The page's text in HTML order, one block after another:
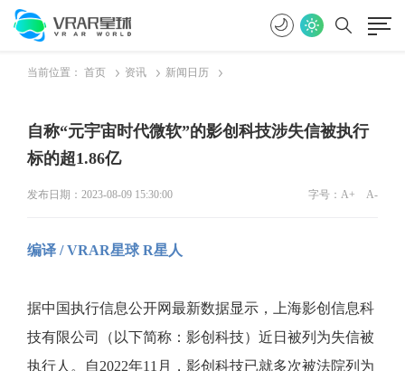
当前位置： 首页 资讯 新闻日历
自称“元宇宙时代微软”的影创科技涉失信被执行
标的超1.86亿
发布日期：2023-08-09 15:30:00 字号： A+ A-
编译 / VRAR星球 R星人
据中国执行信息公开网最新数据显示，上海影创信息科
技有限公司（以下简称：影创科技）近日被列为失信被
执行人。自2022年11月，影创科技已就多次被法院列为